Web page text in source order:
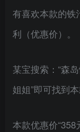
有喜欢本款的铁
利（优惠价）。
某宝搜索：“森
姐姐”即可找到本
本款优惠价